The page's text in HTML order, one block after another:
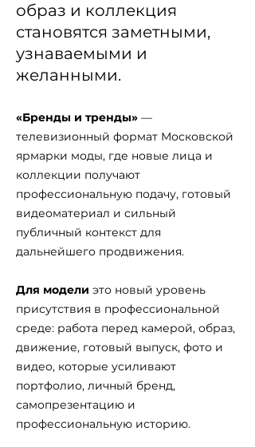
образ и коллекция
становятся заметными,
узнаваемыми и
желанными.
«Бренды и тренды» —
телевизионный формат Московской
ярмарки моды, где новые лица и
коллекции получают
профессиональную подачу, готовый
видеоматериал и сильный
публичный контекст для
дальнейшего продвижения.
Для модели это новый уровень
присутствия в профессиональной
среде: работа перед камерой, образ,
движение, готовый выпуск, фото и
видео, которые усиливают
портфолио, личный бренд,
самопрезентацию и
профессиональную историю.